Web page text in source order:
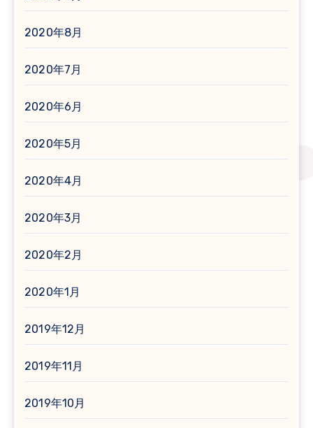
2020年8月
2020年7月
2020年6月
2020年5月
2020年4月
2020年3月
2020年2月
2020年1月
2019年12月
2019年11月
2019年10月